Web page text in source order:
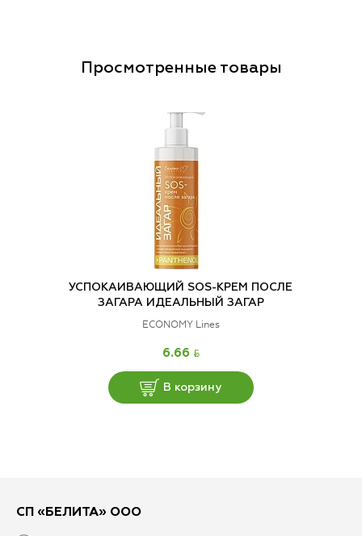
Просмотренные товары
УСПОКАИВАЮЩИЙ SOS-КРЕМ ПОСЛЕ
ЗАГАРА ИДЕАЛЬНЫЙ ЗАГАР
ECONOMY Lines
6.66 BYN
В корзину
СП «БЕЛИТА» ООО